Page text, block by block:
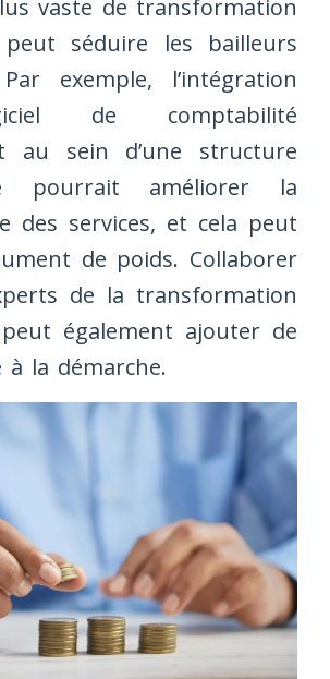
vaste de transformation
séduire les bailleurs
exemple, l’intégration
de comptabilité
au sein d’une structure
pourrait améliorer la
des services, et cela peut
de poids. Collaborer
de la transformation
également ajouter de
à la démarche.